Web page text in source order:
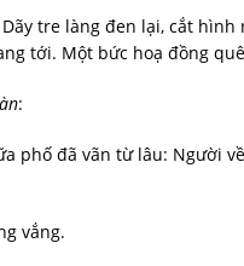
tre làng đen lại, cắt
tới. Một bức hoạ đồng
:
phố đã vãn từ lâu: Người
vắng.